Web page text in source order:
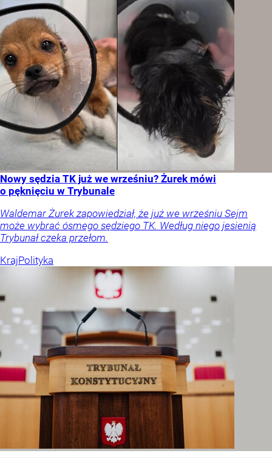
Nowy sędzia TK już we wrześniu? Żurek mówi
o pęknięciu w Trybunale
Waldemar Żurek zapowiedział, że już we wrześniu Sejm
może wybrać ósmego sędziego TK. Według niego jesienią
Trybunał czeka przełom.
KrajPolityka